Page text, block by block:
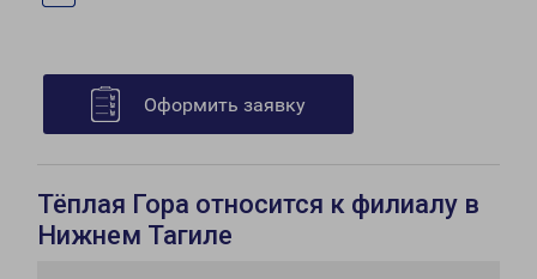
Оформить заявку
Тёплая Гора относится к филиалу в
Нижнем Тагиле